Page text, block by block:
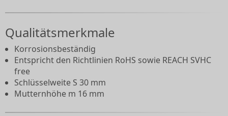
Qualitätsmerkmale
Korrosionsbeständig
Entspricht den Richtlinien RoHS sowie REACH SVHC
free
Schlüsselweite S 30 mm
Mutternhöhe m 16 mm